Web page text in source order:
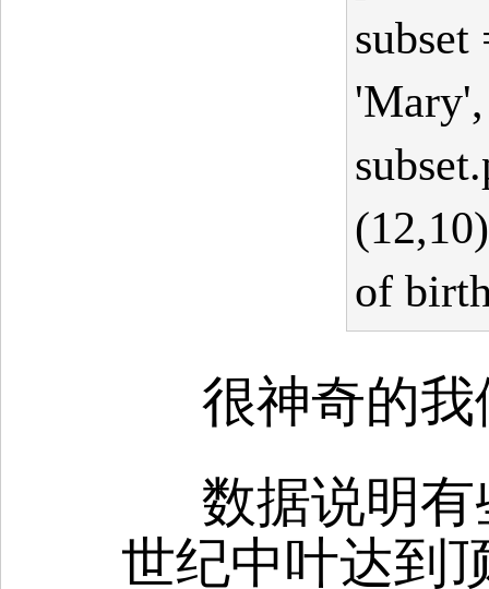
of
很神奇的
数据说明
世纪中叶达到